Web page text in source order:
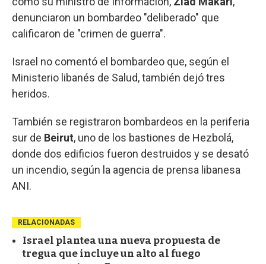
denunciaron un bombardeo "deliberado" que
calificaron de "crimen de guerra".
Israel no comentó el bombardeo que, según el
Ministerio libanés de Salud, también dejó tres
heridos.
También se registraron bombardeos en la periferia
sur de Beirut, uno de los bastiones de Hezbolá,
donde dos edificios fueron destruidos y se desató
un incendio, según la agencia de prensa libanesa
ANI.
RELACIONADAS
Israel plantea una nueva propuesta de
tregua que incluye un alto al fuego